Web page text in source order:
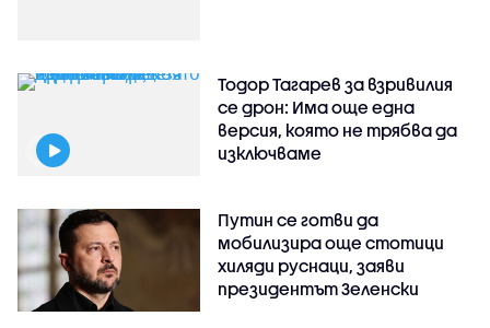
Тодор Тагарев за взривилия
се дрон: Има още една
версия, която не трябва да
изключваме
Путин се готви да
мобилизира още стотици
хиляди руснаци, заяви
президентът Зеленски